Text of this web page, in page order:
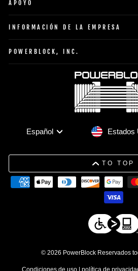
APOYO
INFORMACIÓN DE LA EMPRESA
POWERBLOCK, INC.
Idioma
Español MonedaEstados
TO TOP
© 2026 PowerBlock Reservados
Condiciones de uso | política de